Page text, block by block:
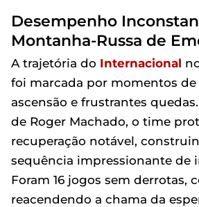
Desempenho
Montanha-Russa de
A trajetória do Internacional
foi marcada por momentos de
ascensão e frustrantes
de Roger Machado, o time
recuperação notável,
sequência impressionante de
Foram 16 jogos sem derrotas,
reacendendo a chama da